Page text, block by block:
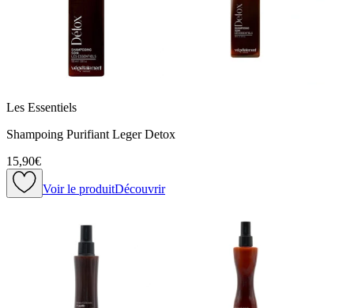
Les Essentiels
Shampoing Purifiant Leger Detox
15,90€
Voir le produitDécouvrir